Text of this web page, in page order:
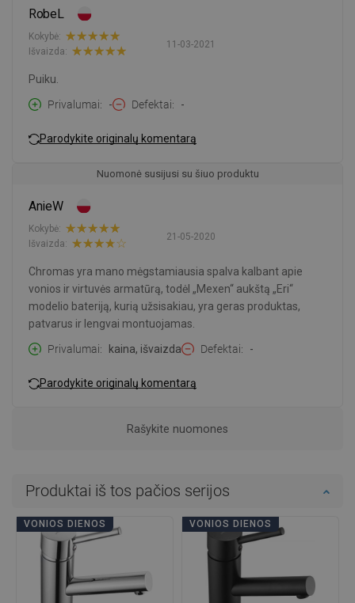
RobeL
11-03-2021
Kokybė:
Išvaizda:
Puiku.
Privalumai
- Defektai -
Parodykite originalų komentarą
Nuomonė susijusi su šiuo produktu
AnieW
21-05-2020
Kokybė:
Išvaizda:
Chromas yra mano mėgstamiausia spalva kalbant apie
vonios ir virtuvės armatūrą, todėl „Mexen“ aukštą „Eri“
modelio bateriją, kurią užsisakiau, yra geras produktas,
patvarus ir lengvai montuojamas.
Privalumai
kaina, išvaizda Defektai -
Parodykite originalų komentarą
Rašykite nuomones
Produktai iš tos pačios serijos
VONIOS DIENOS VONIOS DIENOS